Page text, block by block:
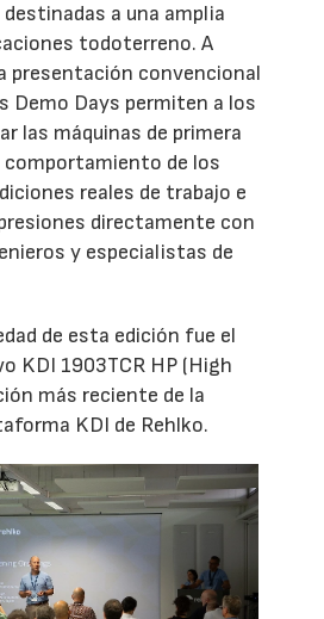
a una amplia
todoterreno. A
presentación convencional
Demo Days permiten a los
las máquinas de primera
comportamiento de los
reales de trabajo e
directamente con
y especialistas de
de esta edición fue el
KDI 1903TCR HP (High
más reciente de la
KDI de Rehlko.